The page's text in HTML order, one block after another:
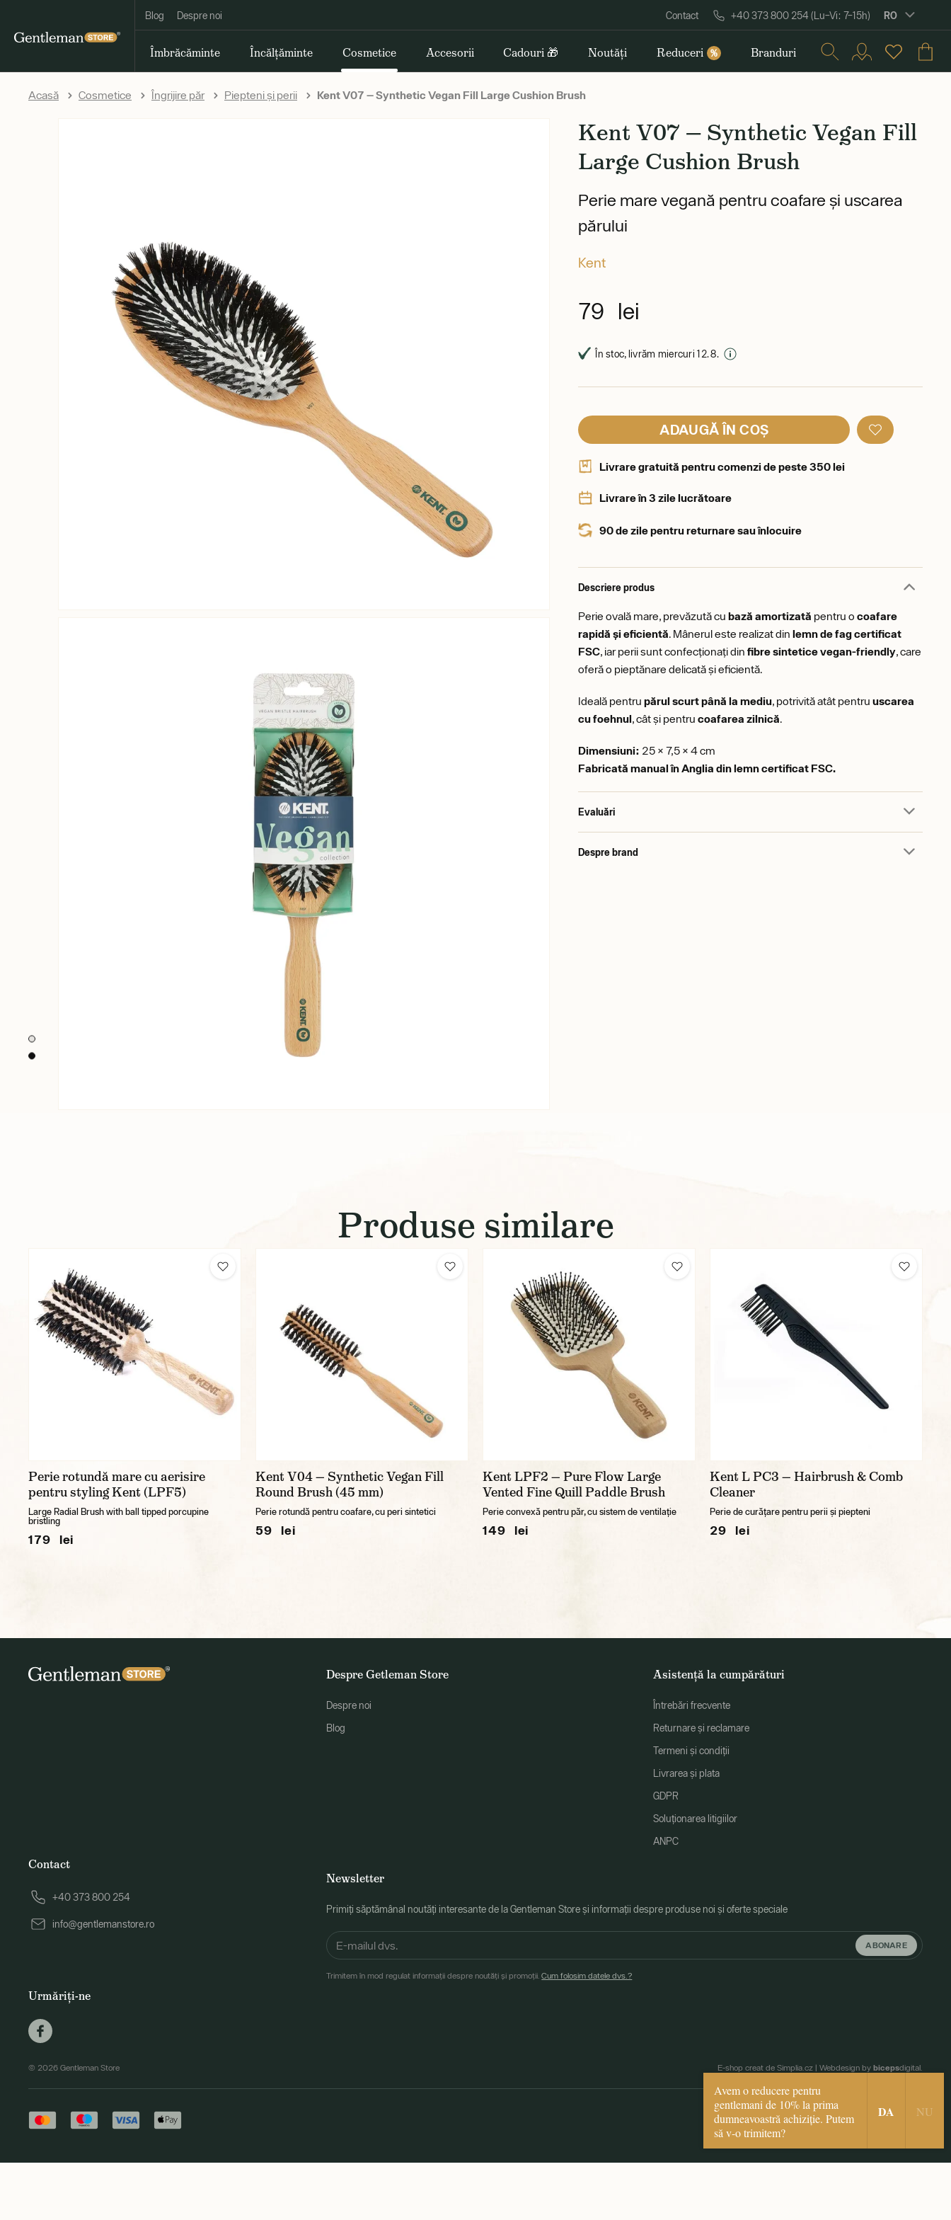
Blog Despre noi Contact +40 373 800 254 (Lu–Vi: 7–15h) RO
Îmbrăcăminte Încălțăminte Cosmetice Accesorii Cadouri 🎁 Noutăți Reduceri % Branduri
Acasă Cosmetice Îngrijire păr Piepteni și perii Kent V07 — Synthetic Vegan Fill Large Cushion Brush
Kent V07 — Synthetic Vegan Fill
Large Cushion Brush
Perie mare vegană pentru coafare și uscarea
părului
Kent
79 lei
În stoc, livrăm miercuri 12. 8.
ADAUGĂ ÎN COȘ
Livrare gratuită pentru comenzi de peste 350 lei
Livrare în 3 zile lucrătoare
90 de zile pentru returnare sau înlocuire
Descriere produs
Perie ovală mare, prevăzută cubază amortizată pentru ocoafare
rapidă și eficientă. Mânerul este realizat dinlemn de fag certificat
FSC, iar perii sunt confecționați dinfibre sintetice vegan-friendly, care
oferă o pieptănare delicată și eficientă.
Ideală pentrupărul scurt până la mediu, potrivită atât pentruuscarea
cu foehnul, cât și pentrucoafarea zilnică.
Dimensiuni: 25 × 7,5 × 4 cm
Fabricată manual în Anglia din lemn certificat FSC.
Evaluări
Despre brand
Produse similare
Perie rotundă mare cu aerisire
pentru styling Kent (LPF5)
Large Radial Brush with ball tipped porcupine
bristling
179 lei
Kent V04 — Synthetic Vegan Fill
Round Brush (45 mm)
Perie rotundă pentru coafare, cu peri sintetici
59 lei
Kent LPF2 — Pure Flow Large
Vented Fine Quill Paddle Brush
Perie convexă pentru păr, cu sistem de ventilație
149 lei
Kent L PC3 — Hairbrush & Comb
Cleaner
Perie de curățare pentru perii și piepteni
29 lei
Despre Getleman Store
Despre noi
Blog
Asistență la cumpărături
Întrebări frecvente
Returnare și reclamare
Termeni și condiții
Livrarea și plata
GDPR
Soluționarea litigiilor
ANPC
Newsletter
Primiți săptămânal noutăți interesante de la Gentleman Store și informații despre produse noi și oferte speciale
ABONARE
Trimitem în mod regulat informații despre noutăți și promoții.Cum folosim datele dvs.?
Contact
+40 373 800 254
info@gentlemanstore.ro
Urmăriți-ne
© 2026 Gentleman Store E-shop creat de Simplia.cz | Webdesign by bicepsdigital.
Avem o reducere pentru
gentlemani de 10% la prima
dumneavoastră achiziție. Putem
să v-o trimitem?
DA NU